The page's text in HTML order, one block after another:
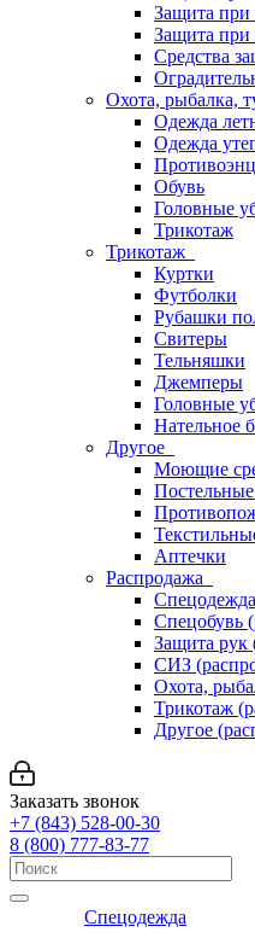
Защита при
Защита при
Средства
Охота, рыбалка,
Одежда
Одежда
Обувь
Головные
Трикотаж
Трикотаж
Куртки
Футболки
Рубашки
Свитеры
Тельняшки
Джемперы
Головные
Нательное
Другое
Моющие
Аптечки
Распродажа
Спецобувь
Защита рук
СИЗ
Охота,
Трикотаж
Другое
Заказать звонок
+7 (843) 528-00-30
8 (800) 777-83-77
Спецодежда